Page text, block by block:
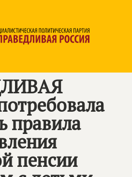
правила
пенсии